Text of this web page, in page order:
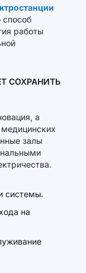
способ
работы
СОХРАНИТЬ
а
залы
системы.
на